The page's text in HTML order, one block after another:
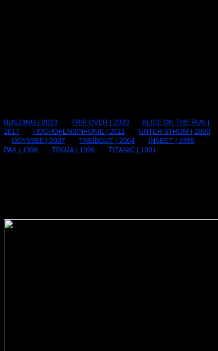
BUILDING | 2023 TRIP OVER | 2020
ALICE ON THE RUN |
2017
HOCHOFENSINFONIE | 2011
UNTER STROM | 2008
ODYSSEE | 2007
TREIBGUT | 2004
INSECT | 1999
PAX | 1998
TROJA | 1996 TITANIC | 1991